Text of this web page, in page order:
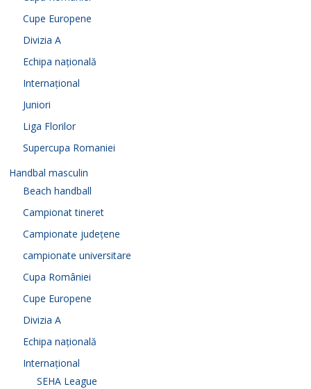
Cupe Europene
Divizia A
Echipa națională
Internațional
Juniori
Liga Florilor
Supercupa Romaniei
Handbal masculin
Beach handball
Campionat tineret
Campionate județene
campionate universitare
Cupa României
Cupe Europene
Divizia A
Echipa națională
Internațional
SEHA League